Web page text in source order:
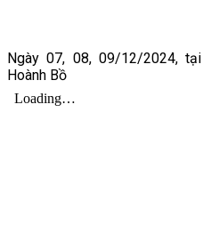
Ngày 07, 08, 09/12/2024,
Hoành Bồ